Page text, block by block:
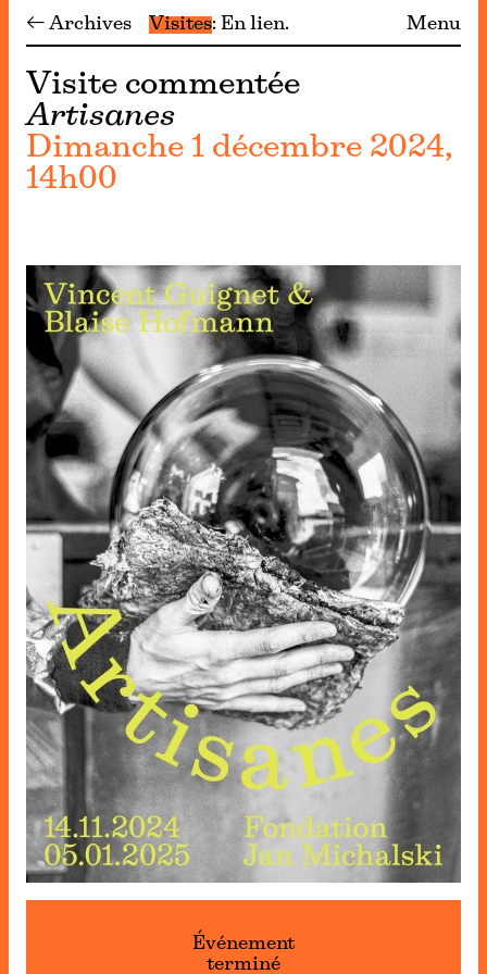
← Archives Visites En lien Menu
Visite commentée
Artisanes
Dimanche 1 décembre 2024,
14h00
Événement
terminé